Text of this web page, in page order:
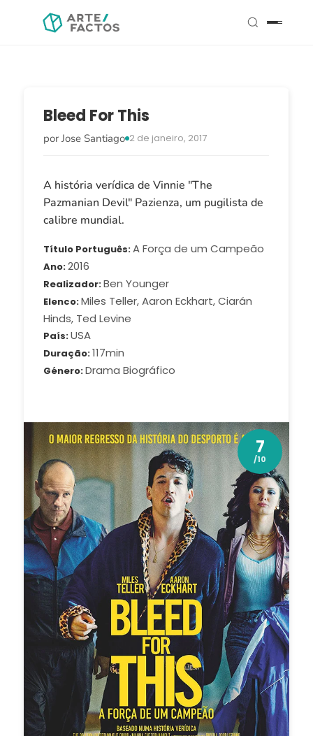
Bleed For This
por Jose Santiago 2 de janeiro, 2017
A história verídica de Vinnie "The
Pazmanian Devil" Pazienza, um pugilista de
calibre mundial.
Título Português A Força de um Campeão
Ano 2016
Realizador Ben Younger
Elenco Miles Teller, Aaron Eckhart, Ciarán
Hinds, Ted Levine
País USA
Duração 117min
Género Drama Biográfico
7
/10